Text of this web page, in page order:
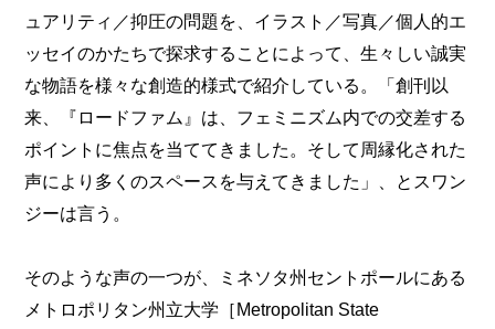
ュアリティ／抑圧の問題を、イラスト／写真／個人的エ
ッセイのかたちで探求することによって、生々しい誠実
な物語を様々な創造的様式で紹介している。「創刊以
来、『ロードファム』は、フェミニズム内での交差する
ポイントに焦点を当ててきました。そして周縁化された
声により多くのスペースを与えてきました」、とスワン
ジーは言う。
そのような声の一つが、ミネソタ州セントポールにある
メトロポリタン州立大学［Metropolitan State